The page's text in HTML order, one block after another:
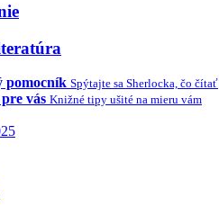
pomocník Spýtajte sa Sherlocka, čo čítať
vás Knižné tipy ušité na mieru vám